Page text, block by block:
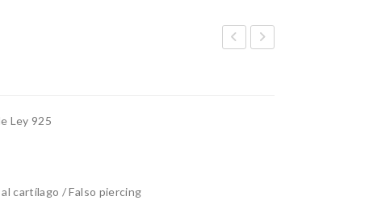
Ley 925
cartílago / Falso piercing